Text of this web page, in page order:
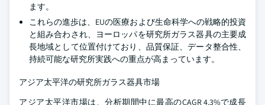
ます。
これらの進歩は、EUの医療および生命科学への戦略的投資
と組み合わされ、ヨーロッパを研究所ガラス器具の主要成
長地域として位置付けており、品質保証、データ整合性、
持続可能な研究所実践への重点が高まっています。
アジア太平洋の研究所ガラス器具市場
アジア太平洋市場は、分析期間中に最高のCAGR 4.3%で成長